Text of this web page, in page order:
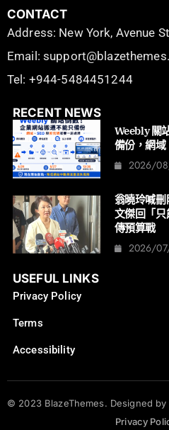
CONTACT
Address: New York, Avenue
Email:
Tel: +944-5484451244
RECENT NEWS
Weebly 關
備份，網域
2026/
翁曉玲喊
文傑回「
傳預算戰
2026/
USEFUL LINKS
Privacy Policy
Terms
Accessibility
© 2023 BlazeThemes. Designed by
Privacy